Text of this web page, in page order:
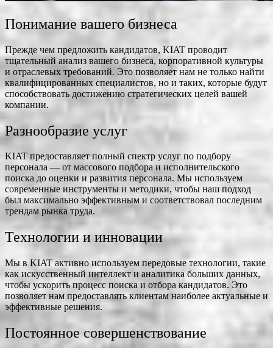
Понимание вашего бизнеса
Прежде чем предложить кандидатов, KIAT проводит
тщательный анализ вашего бизнеса, корпоративной культуры
и отраслевых требований. Это позволяет нам не только найти
квалифицированных специалистов, но и таких, которые будут
способствовать достижению стратегических целей вашей
компании.
Разнообразие услуг
KIAT предоставляет полный спектр услуг по подбору
персонала — от массового подбора и исполнительского
поиска до оценки и развития персонала. Мы используем
современные инструменты и методики, чтобы наш подход
был максимально эффективным и соответствовал последним
трендам рынка труда.
Технологии и инновации
Мы в KIAT активно используем передовые технологии, такие
как искусственный интеллект и аналитика больших данных,
чтобы ускорить процесс поиска и отбора кандидатов. Это
позволяет нам предоставлять клиентам наиболее актуальные и
эффективные решения.
Постоянное совершенствование